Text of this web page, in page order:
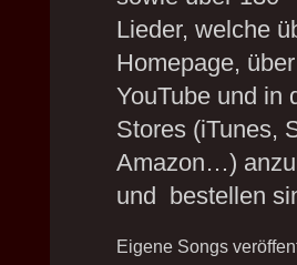
Lieder, welche
Homepage, über
YouTube und in
Stores (iTunes,
Amazon…)
und bestellen
Eigene Songs